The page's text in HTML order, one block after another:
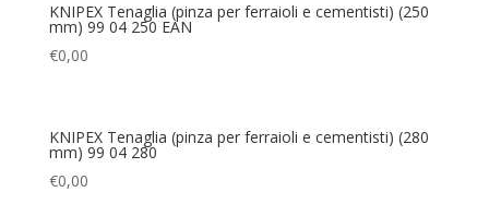
KNIPEX Tenaglia (pinza per ferraioli e cementisti) (250
mm) 99 04 250 EAN
€0,00
KNIPEX Tenaglia (pinza per ferraioli e cementisti) (280
mm) 99 04 280
€0,00